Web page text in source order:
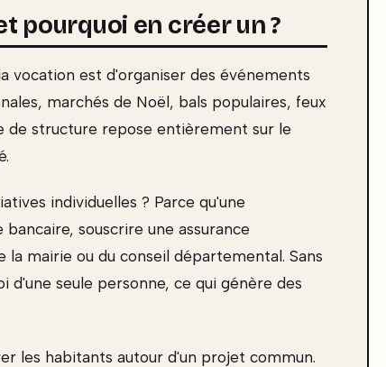
pourquoi en créer un ?
vocation est d'organiser des événements
marchés de Noël, bals populaires, feux
de structure repose entièrement sur le
individuelles ? Parce qu'une
souscrire une assurance
mairie ou du conseil départemental. Sans
d'une seule personne, ce qui génère des
les habitants autour d'un projet commun.